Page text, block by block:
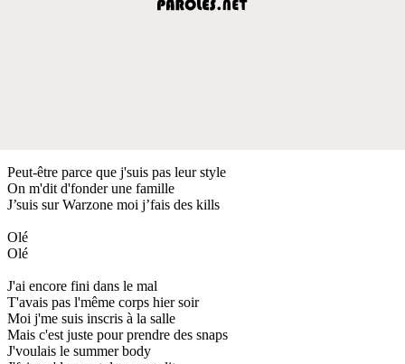
Peut-être parce que j'suis pas leur style
On m'dit d'fonder une famille
J’suis sur Warzone moi j’fais des kills
Olé
Olé
J'ai encore fini dans le mal
T'avais pas l'même corps hier soir
Moi j'me suis inscris à la salle
Mais c'est juste pour prendre des snaps
J'voulais le summer body